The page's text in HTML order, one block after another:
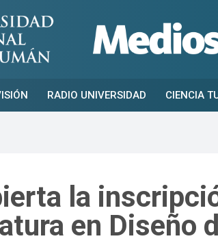
RADIO UNIVERSIDAD CIENCIA
la
en Diseño